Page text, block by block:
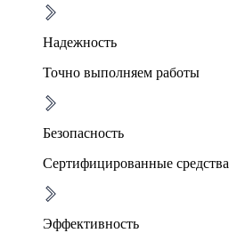
Надежность
Точно выполняем работы
Безопасность
Сертифицированные средства
Эффективность